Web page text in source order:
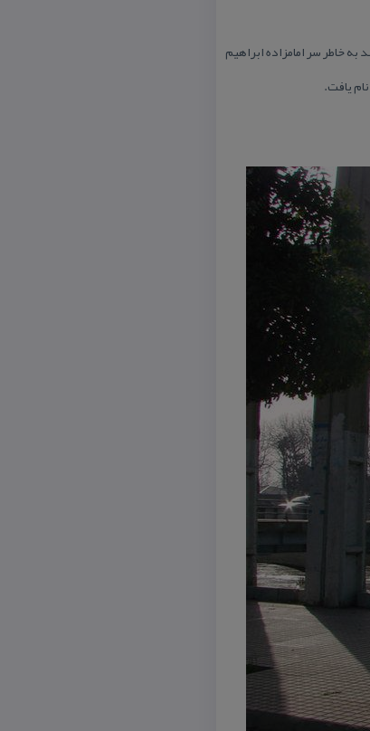
خاطر سر امامزاده ابراهیم
یافت.